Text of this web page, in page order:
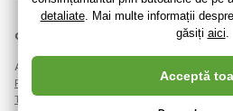
© 2018 - 2026 RaiJucării.ro, Toate
Această pagină este protejată prin
Regulile de protecție a datelor personale
Termeni și condiții.